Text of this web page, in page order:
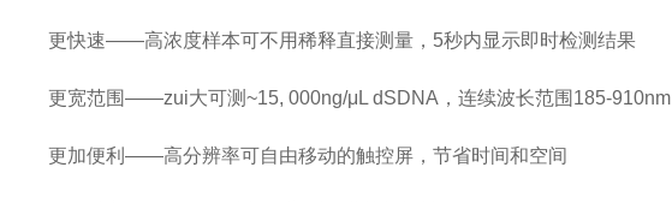
更快速——高浓度样本可不用稀释直接测量，5秒内显示即时检测结果
更宽范围——zui大可测~15, 000ng/μL dSDNA，连续波长范围185-910nm
更加便利——高分辨率可自由移动的触控屏，节省时间和空间